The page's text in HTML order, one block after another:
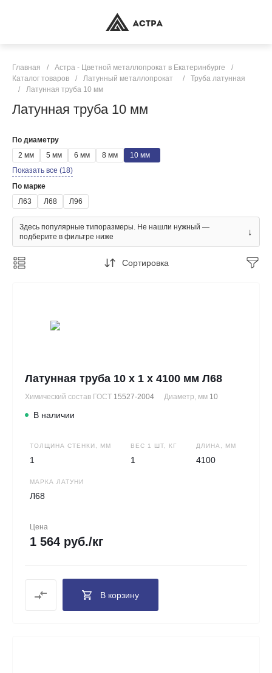
Главная / Астра - Цветной металлопрокат в Екатеринбурге
/
Каталог товаров
/ Латунный металлопрокат /
Труба латунная
/
Латунная труба 10 мм
Латунная труба 10 мм
По диаметру
2 мм
5 мм 6 мм 8 мм
10 мм
Показать все (18)
По марке
Л63
Л68 Л96
Здесь популярные типоразмеры. Не нашли нужный —
подберите в фильтре ниже
↓
Сортировка
Латунная труба 10 х 1 х 4100 мм Л68
Химический состав ГОСТ 15527-2004 Диаметр, мм 10
В наличии
ТОЛЩИНА СТЕНКИ, ММ
1
ВЕС 1 ШТ, КГ
1
ДЛИНА, ММ
4100
МАРКА ЛАТУНИ
Л68
Цена
1 564 руб./кг
В корзину